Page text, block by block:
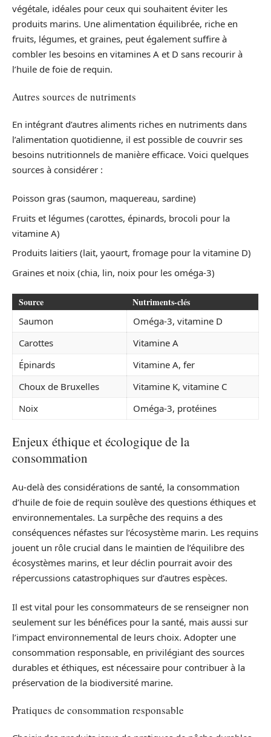
végétale, idéales pour ceux qui souhaitent éviter les
produits marins. Une alimentation équilibrée, riche en
fruits, légumes, et graines, peut également suffire à
combler les besoins en vitamines A et D sans recourir à
l’huile de foie de requin.
Autres sources de nutriments
En intégrant d’autres aliments riches en nutriments dans
l’alimentation quotidienne, il est possible de couvrir ses
besoins nutritionnels de manière efficace. Voici quelques
sources à considérer :
Poisson gras (saumon, maquereau, sardine)
Fruits et légumes (carottes, épinards, brocoli pour la
vitamine A)
Produits laitiers (lait, yaourt, fromage pour la vitamine D)
Graines et noix (chia, lin, noix pour les oméga-3)
Source Nutriments-clés
Saumon
Oméga-3, vitamine D
Carottes
Vitamine A
Épinards
Vitamine A, fer
Choux de Bruxelles
Vitamine K, vitamine C
Noix
Oméga-3, protéines
Enjeux éthique et écologique de la
consommation
Au-delà des considérations de santé, la consommation
d’huile de foie de requin soulève des questions éthiques et
environnementales. La surpêche des requins a des
conséquences néfastes sur l’écosystème marin. Les requins
jouent un rôle crucial dans le maintien de l’équilibre des
écosystèmes marins, et leur déclin pourrait avoir des
répercussions catastrophiques sur d’autres espèces.
Il est vital pour les consommateurs de se renseigner non
seulement sur les bénéfices pour la santé, mais aussi sur
l’impact environnemental de leurs choix. Adopter une
consommation responsable, en privilégiant des sources
durables et éthiques, est nécessaire pour contribuer à la
préservation de la biodiversité marine.
Pratiques de consommation responsable